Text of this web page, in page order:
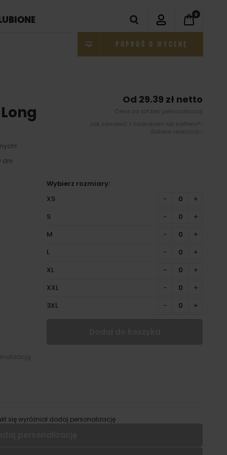
0
POPROŚ O WYCENĘ
dni
Od 29.39 zł netto
Cena za szt bez personalizacji
Jak zamówić z nadrukiem lub haftem? ›
Galeria realizacji ›
Wybierz rozmiary:
XS
− +
S − +
M − +
L − +
XL − +
XXL − +
3XL − +
się wyróżniał dodaj personalizację